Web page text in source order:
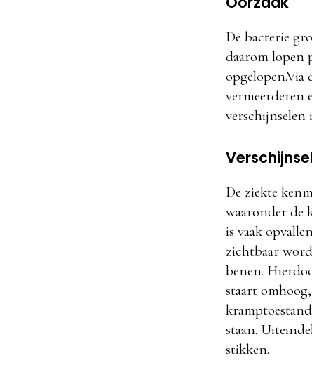
De bacterie
daarom lopen
vermeerderen
verschijnselen
De ziekte
waaronder de
is vaak
zichtbaar
benen.
staart
staan.
stikken.